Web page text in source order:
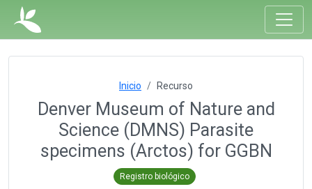
Inicio Recurso
Denver Museum of Nature and
Science (DMNS) Parasite
specimens (Arctos) for GGBN
Registro biológico